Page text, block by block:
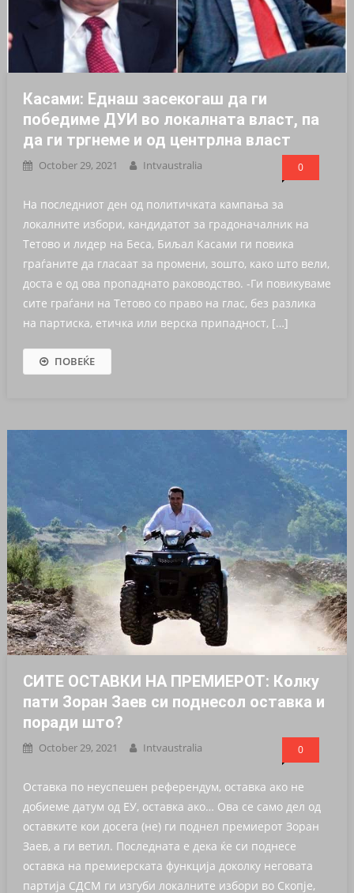
Касами: Еднаш засекогаш да ги
победиме ДУИ во локалната власт, па
да ги тргнеме и од центрлна власт
October 29, 2021 Intvaustralia 0
На последниот ден од политичката кампања за
локалните избори, кандидатот за градоначалник на
Тетово и лидер на Беса, Биљал Касами ги повика
граѓаните да гласаат за промени, зошто, како што вели,
доста е од ова пропаднато раководство. -Ги повикуваме
сите граѓани на Тетово со право на глас, без разлика
на партиска, етичка или верска припадност, […]
ПОВЕЌЕ
СИТЕ ОСТАВКИ НА ПРЕМИЕРОТ: Колку
пати Зоран Заев си поднесол оставка и
поради што?
October 29, 2021 Intvaustralia 0
Оставка по неуспешен референдум, оставка ако не
добиеме датум од ЕУ, оставка ако… Ова се само дел од
оставките кои досега (не) ги поднел премиерот Зоран
Заев, а ги ветил. Последната е дека ќе си поднесе
оставка на премиерската функција доколку неговата
партија СДСМ ги изгуби локалните избори во Скопје,